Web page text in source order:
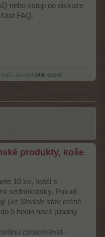
nebo vstup do diskuze
FAQ.
další uživatel tohle ocenili.
produkty, koše
10 ks, hráči s
sedmikrásky. Pokud
(ve Stodole stav méně
5 hodin nové plodiny
zpracovávat-